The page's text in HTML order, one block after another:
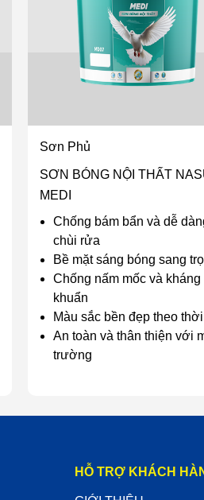
Sơn Phủ
SƠN BÓNG NỘI THẤT
MEDI
Chống bám bẩn và dễ
chùi rửa
Bề mặt sáng bóng sang
Chống nấm mốc và kháng
khuẩn
Màu sắc bền đẹp theo
An toàn và thân thiện với
trường
HỖ TRỢ KHÁCH